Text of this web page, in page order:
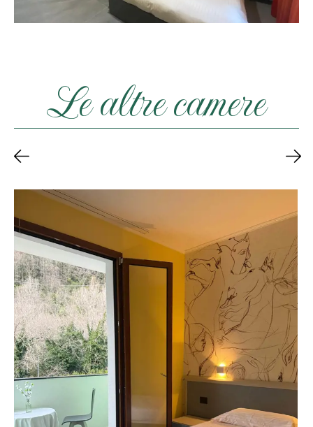
Le altre camere